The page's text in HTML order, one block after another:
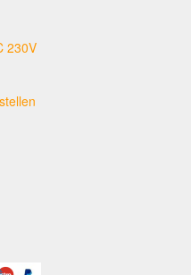
230V